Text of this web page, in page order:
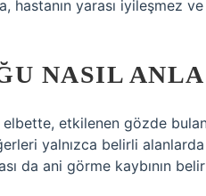
hastanın yarası iyileşmez
NASIL
etkilenen gözde
yalnızca belirli alanlarda
da ani görme kaybının